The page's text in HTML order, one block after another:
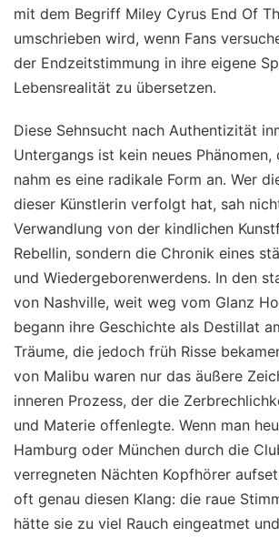
mit dem Begriff Miley Cyrus End Of
umschrieben wird, wenn Fans
der Endzeitstimmung in ihre eigene
Lebensrealität zu übersetzen.
Diese Sehnsucht nach Authentizität
Untergangs ist kein neues
nahm es eine radikale Form an. Wer
dieser Künstlerin verfolgt hat, sah
Verwandlung von der kindlichen
Rebellin, sondern die Chronik eines
und Wiedergeborenwerdens. In den
von Nashville, weit weg vom Glanz
begann ihre Geschichte als Destillat
Träume, die jedoch früh Risse
von Malibu waren nur das äußere
inneren Prozess, der die
und Materie offenlegte. Wenn man
Hamburg oder München durch die
verregneten Nächten Kopfhörer
oft genau diesen Klang: die raue
hätte sie zu viel Rauch eingeatmet